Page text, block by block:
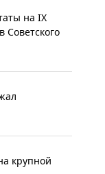
на IX
Советского
крупной